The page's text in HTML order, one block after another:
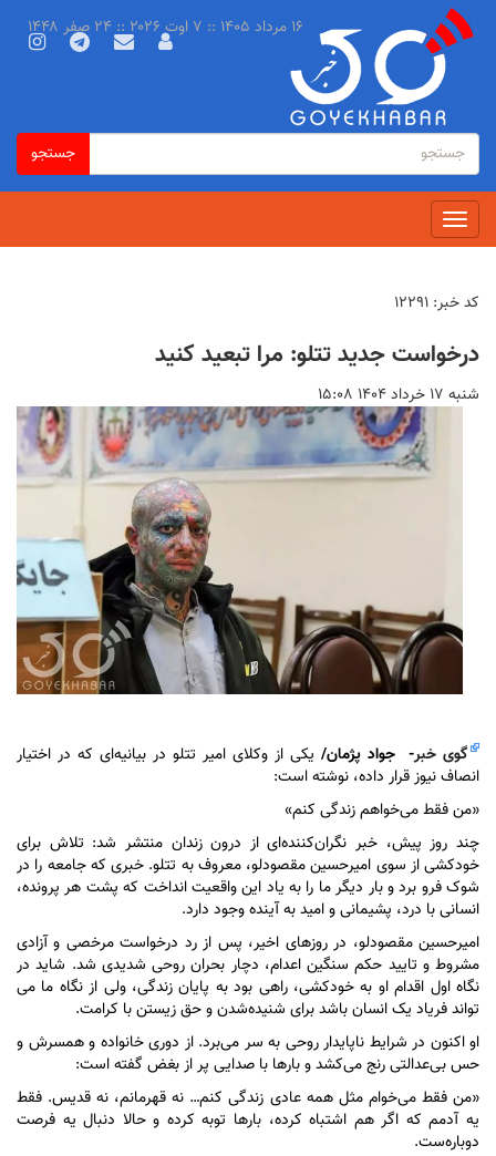
فرم
جستجو
جستجو
جستجو
Toggle
navigation
۱۶ مرداد ۱۴۰۵ :: ۷ اوت ۲۰۲۶ :: ۲۴ صفر ۱۴۴۸
کد خبر: ۱۲۲۹۱
درخواست جدید تتلو: مرا تبعید کنید
شنبه ۱۷ خرداد ۱۴۰۴ ۱۵:۰۸
گوی خبر- جواد پژمان/ یکی از وکلای امیر تتلو در بیانیه‌ای که در اختیار
انصاف نیوز قرار داده، نوشته است:
«من فقط می‌خواهم زندگی کنم»
چند روز پیش، خبر نگران‌کننده‌ای از درون زندان منتشر شد: تلاش برای
خودکشی از سوی امیرحسین مقصودلو، معروف به تتلو. خبری که جامعه را در
شوک فرو برد و بار دیگر ما را به یاد این واقعیت انداخت که پشت هر پرونده،
انسانی با درد، پشیمانی و امید به آینده وجود دارد.
امیرحسین مقصودلو، در روز‌های اخیر، پس از رد درخواست مرخصی و آزادی
مشروط و تایید حکم سنگین اعدام، دچار بحران روحی شدیدی شد. شاید در
نگاه اول اقدام او به خودکشی، راهى بود به پایان زندگی، ولى از نگاه ما مى
تواند فریاد یک انسان باشد برای شنیده‌شدن و حق زیستن با کرامت.
او اکنون در شرایط ناپایدار روحی به سر می‌برد. از دوری خانواده و همسرش و
حس بی‌عدالتی رنج می‌کشد و بار‌ها با صدایی پر از بغض گفته است:
«من فقط می‌خوام مثل همه عادی زندگی کنم… نه قهرمانم، نه قدیس. فقط
یه آدمم که اگر هم اشتباه کرده، بار‌ها توبه کرده و حالا دنبال یه فرصت
دوباره‌ست.